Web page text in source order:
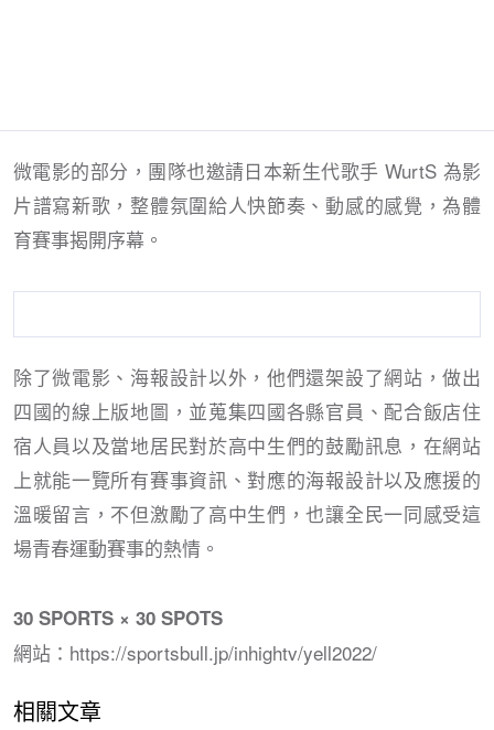
微電影的部分，團隊也邀請日本新生代歌手 WurtS 為影
片譜寫新歌，整體氛圍給人快節奏、動感的感覺，為體
育賽事揭開序幕。
除了微電影、海報設計以外，他們還架設了網站，做出
四國的線上版地圖，並蒐集四國各縣官員、配合飯店住
宿人員以及當地居民對於高中生們的鼓勵訊息，在網站
上就能一覽所有賽事資訊、對應的海報設計以及應援的
溫暖留言，不但激勵了高中生們，也讓全民一同感受這
場青春運動賽事的熱情。
30 SPORTS × 30 SPOTS
網站：https://sportsbull.jp/inhightv/yell2022/
相關文章